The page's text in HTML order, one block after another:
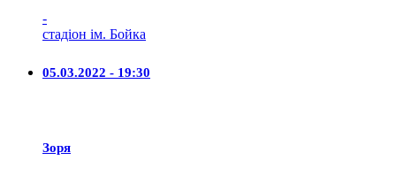
-
стадіон ім. Бойка
05.03.2022 - 19:30
Зоря